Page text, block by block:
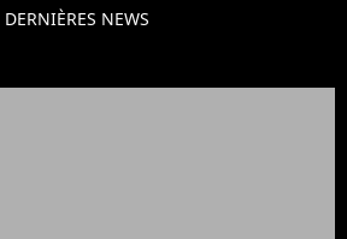
DERNIÈRES NEWS